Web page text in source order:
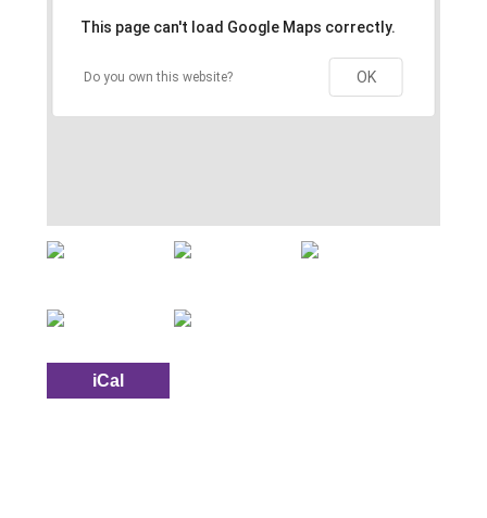
This page can't load Google Maps correctly.
Do you own this website? OK
iCal